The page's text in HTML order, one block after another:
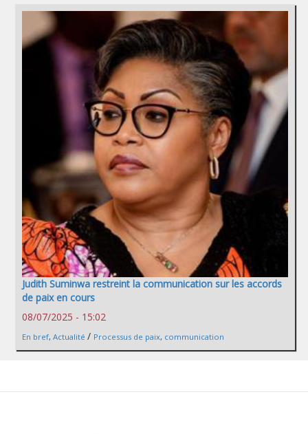
Judith Suminwa restreint la communication sur les accords
de paix en cours
08/07/2025 - 15:02
En bref, Actualité / Processus de paix, communication